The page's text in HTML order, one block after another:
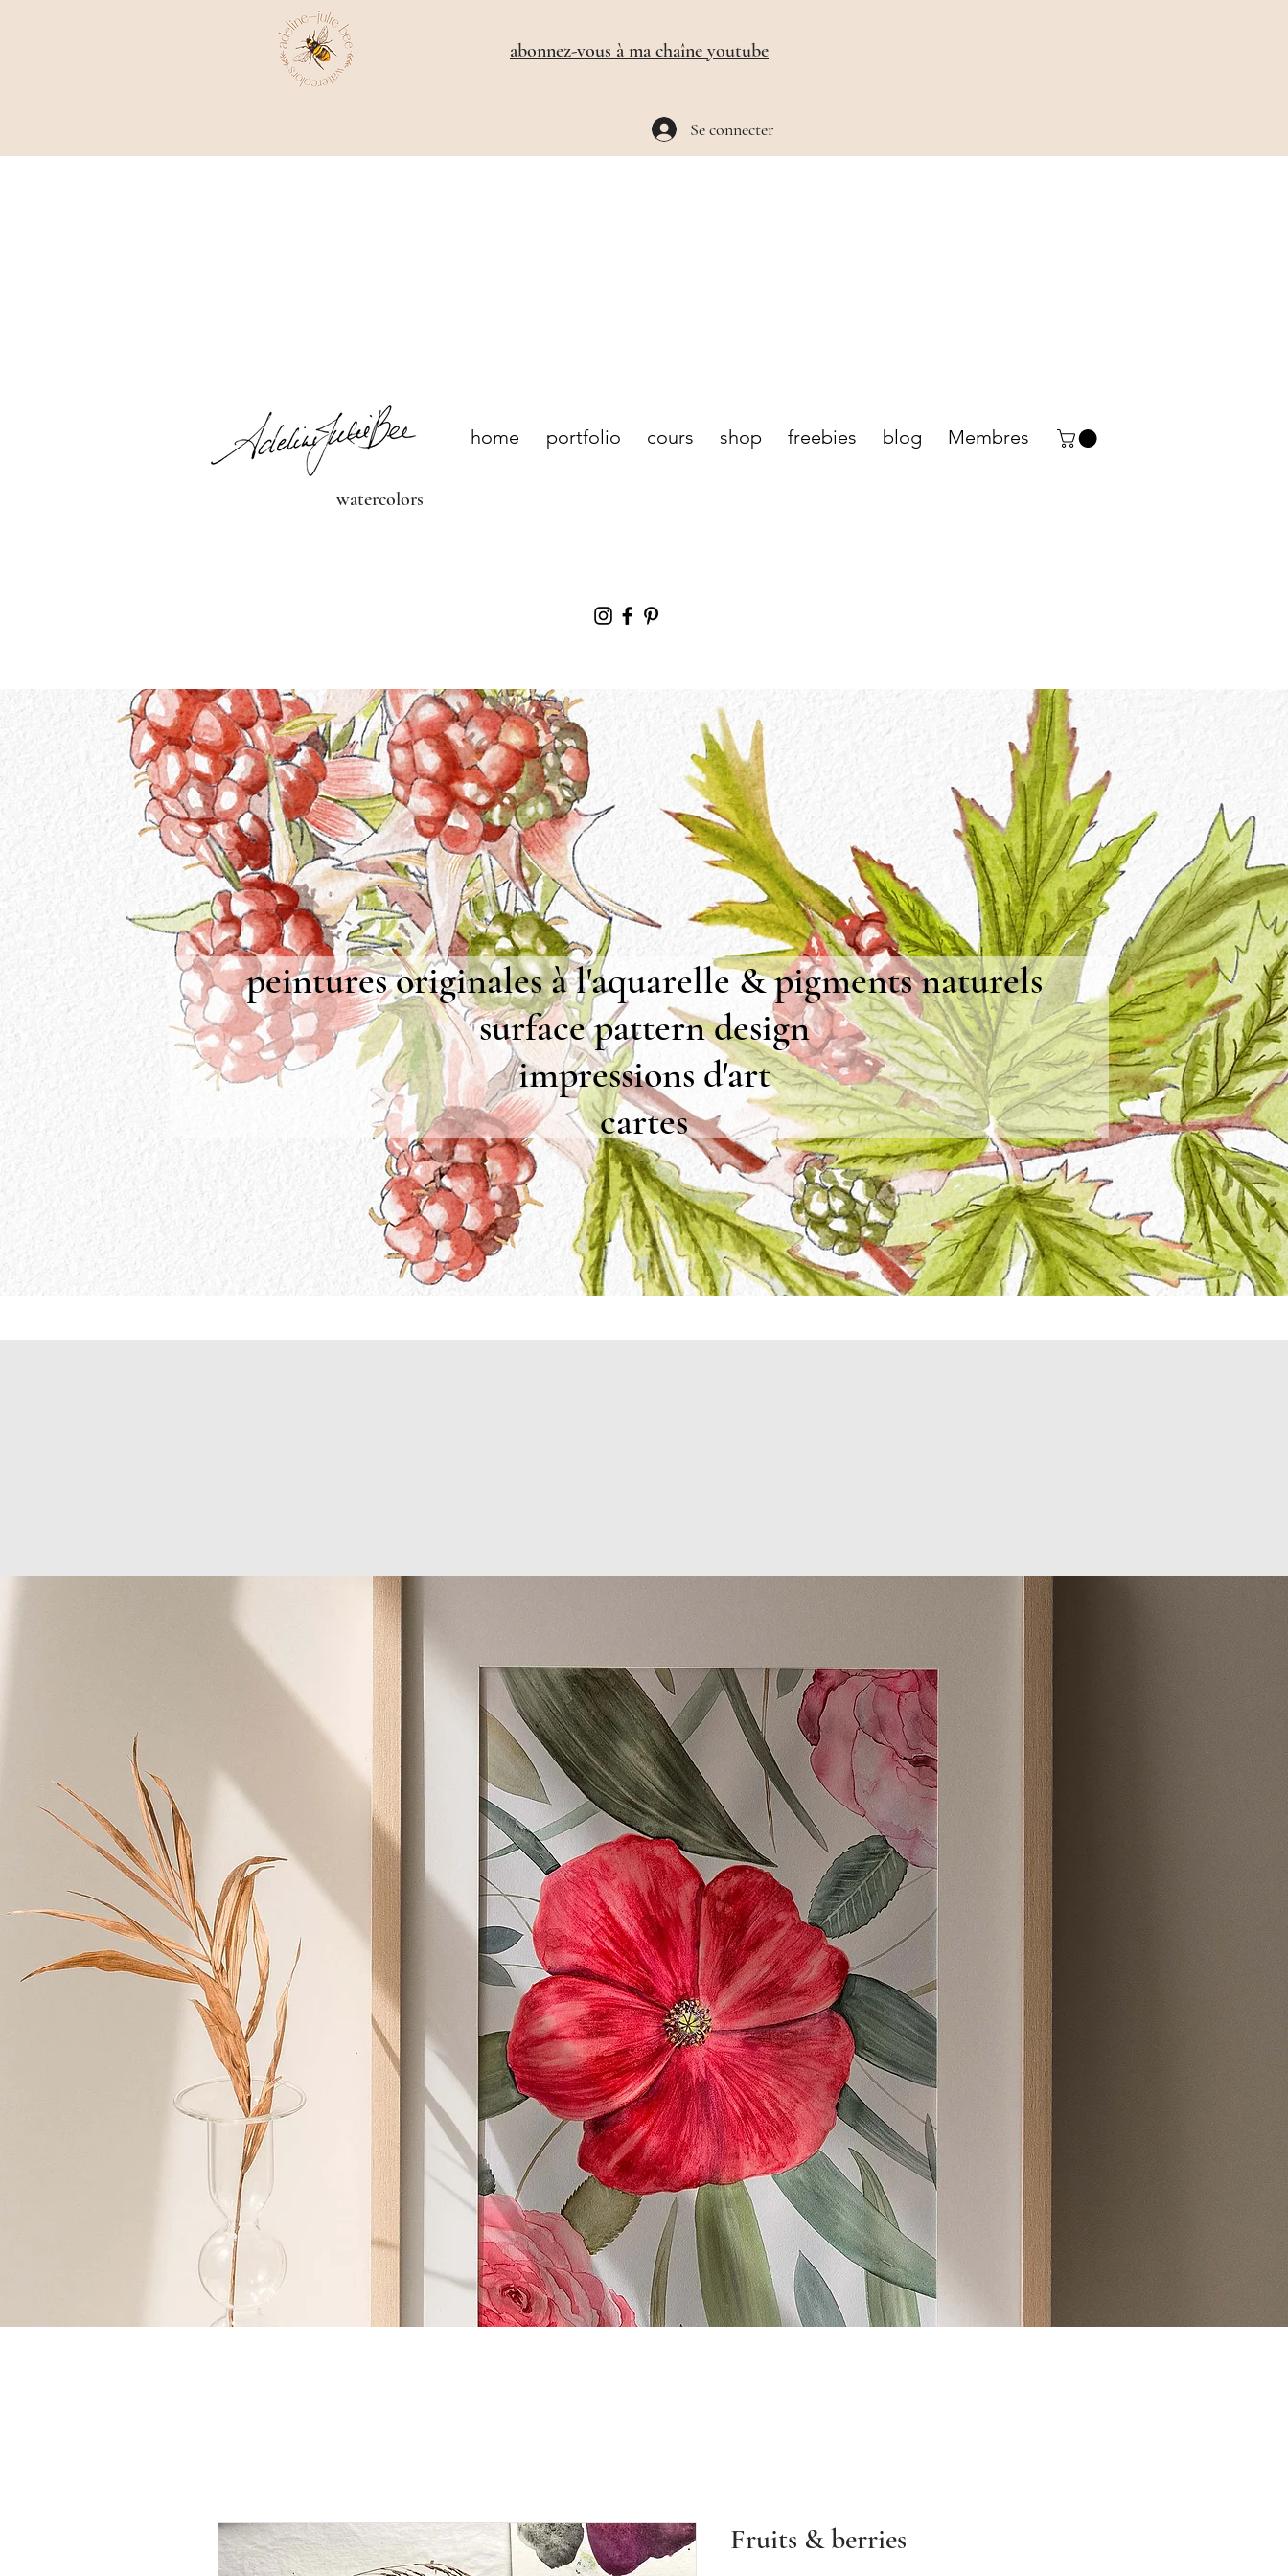
​abonnez-vous à ma chaîne youtube
Se connecter
home portfolio cours shop freebies blog Membres
watercolors
peintures originales à l'aquarelle & pigments naturels
surface pattern design
impressions d'art
cartes
Fruits & berries